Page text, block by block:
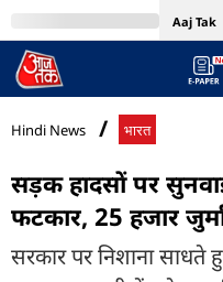
Aaj Tak
MumbaiTak
Hindi News भारत
सड़क हादसों पर
फटकार, 25 हजार
सरकार पर निशाना